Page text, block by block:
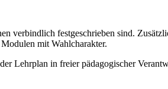
verbindlich festgeschrieben sind.
mit Wahlcharakter.
Lehrplan in freier pädagogischer